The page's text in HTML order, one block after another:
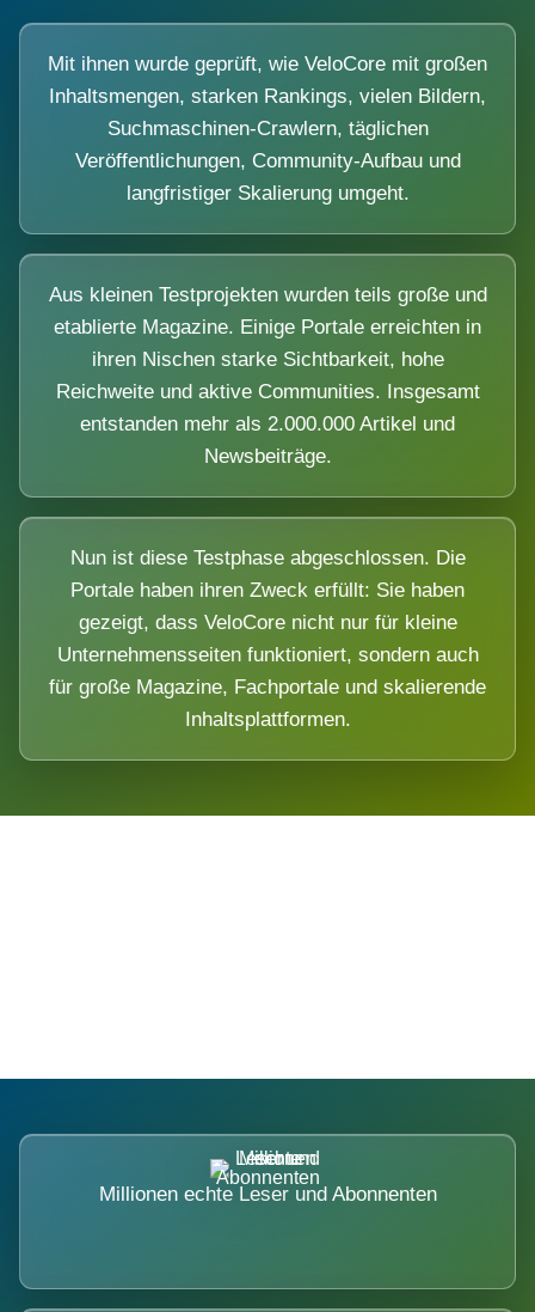
Mit ihnen wurde geprüft, wie VeloCore mit großen
Inhaltsmengen, starken Rankings, vielen Bildern,
Suchmaschinen-Crawlern, täglichen
Veröffentlichungen, Community-Aufbau und
langfristiger Skalierung umgeht.
Aus kleinen Testprojekten wurden teils große und
etablierte Magazine. Einige Portale erreichten in
ihren Nischen starke Sichtbarkeit, hohe
Reichweite und aktive Communities. Insgesamt
entstanden mehr als 2.000.000 Artikel und
Newsbeiträge.
Nun ist diese Testphase abgeschlossen. Die
Portale haben ihren Zweck erfüllt: Sie haben
gezeigt, dass VeloCore nicht nur für kleine
Unternehmensseiten funktioniert, sondern auch
für große Magazine, Fachportale und skalierende
Inhaltsplattformen.
Millionen echte Leser und Abonnenten